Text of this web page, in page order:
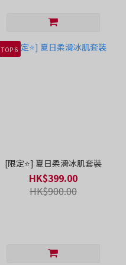
TOP 6
[限定⭐] 夏日柔滑冰肌套裝
HK$399.00
HK$900.00